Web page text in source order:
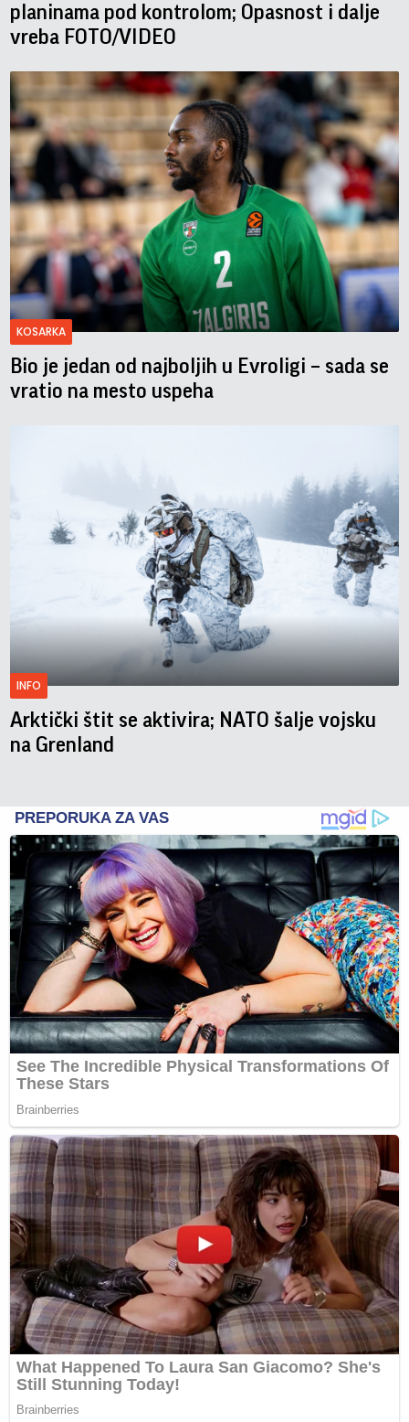
planinama pod kontrolom; Opasnost i dalje
vreba FOTO/VIDEO
KOSARKA
Bio je jedan od najboljih u Evroligi – sada se
vratio na mesto uspeha
INFO
Arktički štit se aktivira; NATO šalje vojsku
na Grenland